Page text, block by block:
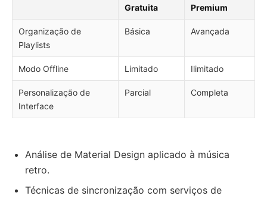
Gratuita
Premium
Organização de
Playlists
Básica Avançada
Modo Offline Limitado Ilimitado
Personalização de
Interface
Parcial Completa
Análise de Material Design aplicado à música
retro.
Técnicas de sincronização com serviços de